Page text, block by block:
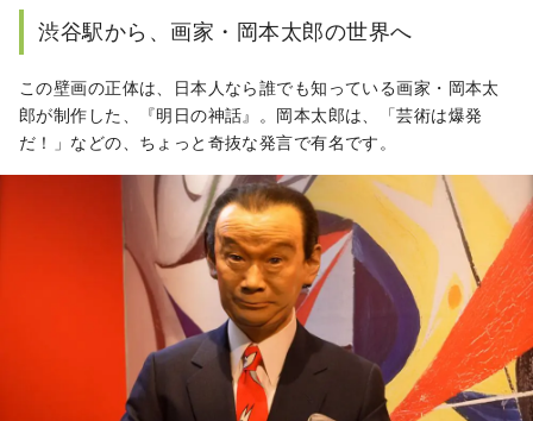
渋谷駅から、画家・岡本太郎の世界へ
この壁画の正体は、日本人なら誰でも知っている画家・岡本太
郎が制作した、『明日の神話』。岡本太郎は、「芸術は爆発
だ！」などの、ちょっと奇抜な発言で有名です。